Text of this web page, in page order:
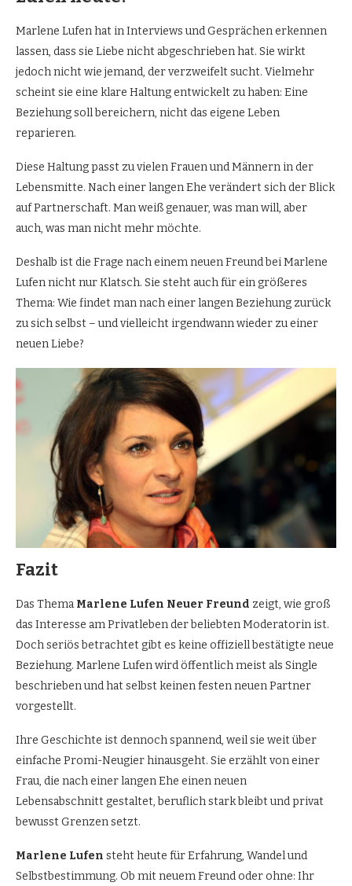
Marlene Lufen hat in Interviews und Gesprächen erkennen
lassen, dass sie Liebe nicht abgeschrieben hat. Sie wirkt
jedoch nicht wie jemand, der verzweifelt sucht. Vielmehr
scheint sie eine klare Haltung entwickelt zu haben: Eine
Beziehung soll bereichern, nicht das eigene Leben
reparieren.
Diese Haltung passt zu vielen Frauen und Männern in der
Lebensmitte. Nach einer langen Ehe verändert sich der Blick
auf Partnerschaft. Man weiß genauer, was man will, aber
auch, was man nicht mehr möchte.
Deshalb ist die Frage nach einem neuen Freund bei Marlene
Lufen nicht nur Klatsch. Sie steht auch für ein größeres
Thema: Wie findet man nach einer langen Beziehung zurück
zu sich selbst – und vielleicht irgendwann wieder zu einer
neuen Liebe?
Fazit
Das Thema Marlene Lufen Neuer Freund zeigt, wie groß
das Interesse am Privatleben der beliebten Moderatorin ist.
Doch seriös betrachtet gibt es keine offiziell bestätigte neue
Beziehung. Marlene Lufen wird öffentlich meist als Single
beschrieben und hat selbst keinen festen neuen Partner
vorgestellt.
Ihre Geschichte ist dennoch spannend, weil sie weit über
einfache Promi-Neugier hinausgeht. Sie erzählt von einer
Frau, die nach einer langen Ehe einen neuen
Lebensabschnitt gestaltet, beruflich stark bleibt und privat
bewusst Grenzen setzt.
Marlene Lufen steht heute für Erfahrung, Wandel und
Selbstbestimmung. Ob mit neuem Freund oder ohne: Ihr